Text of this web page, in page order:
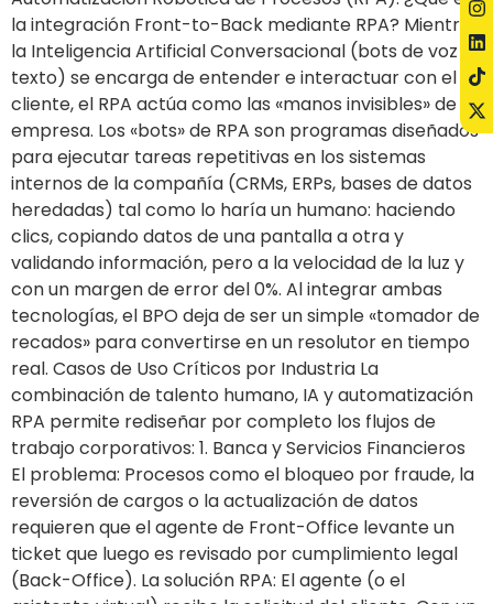
la integración Front-to-Back mediante RPA? Mientras
la Inteligencia Artificial Conversacional (bots de voz y
texto) se encarga de entender e interactuar con el
cliente, el RPA actúa como las «manos invisibles» de la
empresa. Los «bots» de RPA son programas diseñados
para ejecutar tareas repetitivas en los sistemas
internos de la compañía (CRMs, ERPs, bases de datos
heredadas) tal como lo haría un humano: haciendo
clics, copiando datos de una pantalla a otra y
validando información, pero a la velocidad de la luz y
con un margen de error del 0%. Al integrar ambas
tecnologías, el BPO deja de ser un simple «tomador de
recados» para convertirse en un resolutor en tiempo
real. Casos de Uso Críticos por Industria La
combinación de talento humano, IA y automatización
RPA permite rediseñar por completo los flujos de
trabajo corporativos: 1. Banca y Servicios Financieros
El problema: Procesos como el bloqueo por fraude, la
reversión de cargos o la actualización de datos
requieren que el agente de Front-Office levante un
ticket que luego es revisado por cumplimiento legal
(Back-Office). La solución RPA: El agente (o el